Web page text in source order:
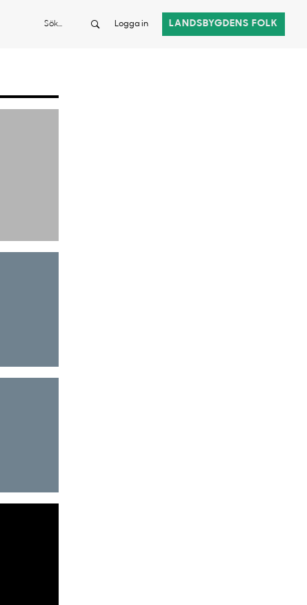
Sök Logga in LANDSBYGDENS FOLK